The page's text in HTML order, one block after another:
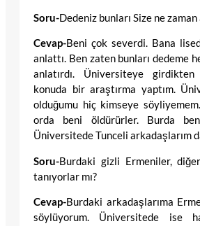
Soru-Dedeniz bunları Size ne zaman
Cevap-Beni çok severdi. Bana
anlattı. Ben zaten bunları dedeme
anlatırdı. Üniversiteye
konuda bir araştırma yaptım.
olduğumu hiç kimseye
orda beni öldürürler. Burda
Üniversitede Tunceli arkadaşlarım
Soru-Burdaki gizli Ermeniler,
tanıyorlar mı?
Cevap-Burdaki arkadaşlarıma
söylüyorum. Üniversitede ise